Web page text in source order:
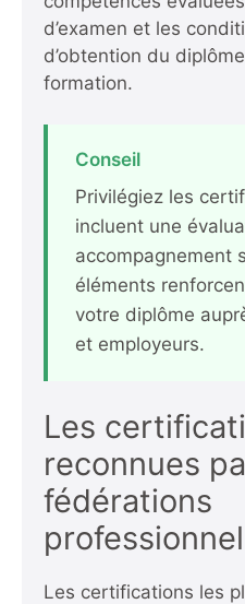
d’examen et les
d’obtention du
formation.
Conseil
Privilégiez les
incluent une
accompagnement
éléments
votre diplôme
et employeurs.
Les
reconnues
fédérations
Les certifications les